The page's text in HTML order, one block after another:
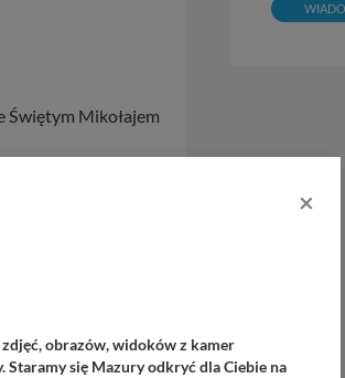
Świętym Mikołajem
×
obrazów, widoków z kamer
się Mazury odkryć dla Ciebie na